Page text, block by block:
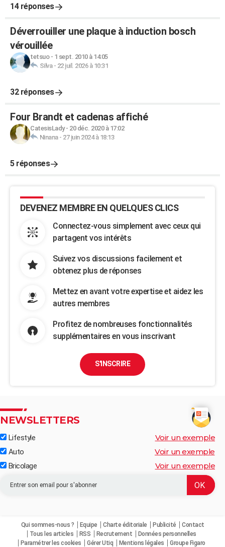
14 réponses
Déverrouiller une plaque à induction bosch
vérouillée
tetsuo- 1 sept. 2010 à 14:05
Silva- 22 juil. 2026 à 10:31
32 réponses
Four Brandt et cadenas affiché
CatesisLady- 20 déc. 2020 à 17:02
Ninana- 27 juin 2024 à 18:13
5 réponses
DEVENEZ MEMBRE EN QUELQUES CLICS
Connectez-vous simplement avec ceux qui
partagent vos intérêts
Suivez vos discussions facilement et
obtenez plus de réponses
Mettez en avant votre expertise et aidez les
autres membres
Profitez de nombreuses fonctionnalités
supplémentaires en vous inscrivant
S'INSCRIRE
NEWSLETTERS
Lifestyle Voir un exemple
Auto Voir un exemple
Bricolage Voir un exemple
Qui sommes-nous ? Equipe Charte éditoriale Publicité
Contact
Tous les articles
RSS Recrutement
Données personnelles
Paramétrer les cookies
Gérer Utiq Mentions légales Groupe Figaro